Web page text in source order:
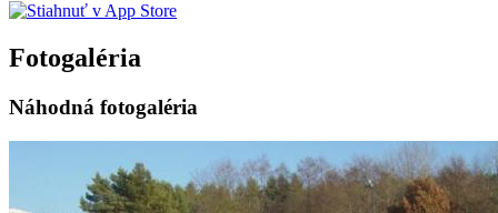
Fotogaléria
Náhodná fotogaléria